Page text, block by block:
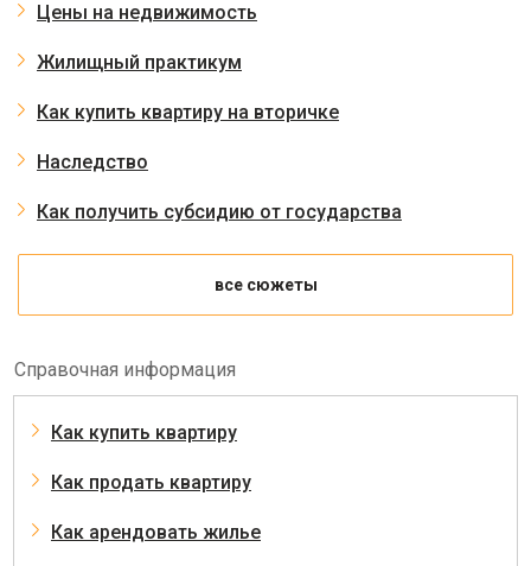
Цены на недвижимость
Жилищный практикум
Как купить квартиру на вторичке
Наследство
Как получить субсидию от государства
все сюжеты
Справочная информация
Как купить квартиру
Как продать квартиру
Как арендовать жилье